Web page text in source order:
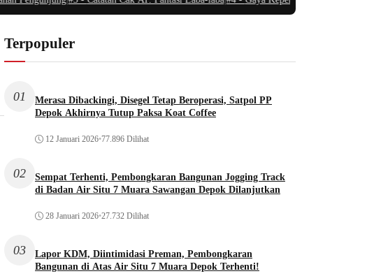
Terpopuler
01
Merasa Dibackingi, Disegel Tetap Beroperasi, Satpol PP
Depok Akhirnya Tutup Paksa Koat Coffee
12 Januari 2026•77.896 Dilihat
02
Sempat Terhenti, Pembongkaran Bangunan Jogging Track
di Badan Air Situ 7 Muara Sawangan Depok Dilanjutkan
28 Januari 2026•27.732 Dilihat
03
Lapor KDM, Diintimidasi Preman, Pembongkaran
Bangunan di Atas Air Situ 7 Muara Depok Terhenti!